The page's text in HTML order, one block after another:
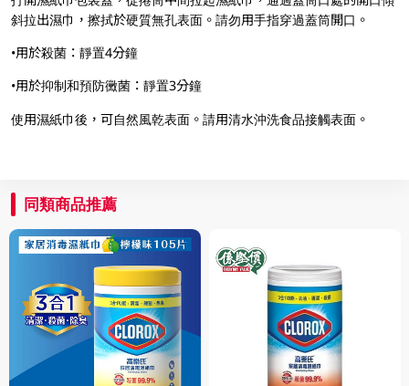
斜拉出濕巾，擦拭於硬質無孔表面。請勿用手指穿過蓋筒開口。
•用於殺菌：靜置4分鐘
•用於抑制和預防黴菌：靜置3分鐘
使用濕紙巾後，可自然風乾表面。請用清水沖洗食品接觸表面。
同類商品推薦